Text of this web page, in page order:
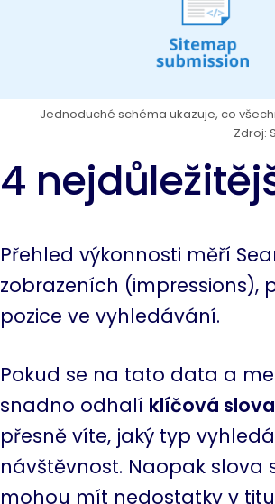
Jednoduché schéma ukazuje, co
Zdroj:
4
Přehled výkonnosti měří
zobrazeních (impressions),
pozice ve vyhledávání.
Pokud se na tato data a
snadno odhalí klíčová
přesně víte, jaký typ
návštěvnost. Naopak slova
mohou mít nedostatky v